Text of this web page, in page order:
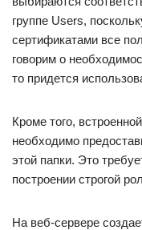
группе Users,
сертификатами все
говорим о
то придется
Кроме того,
необходимо
этой папки. Это
построении строгой
На веб-сервере